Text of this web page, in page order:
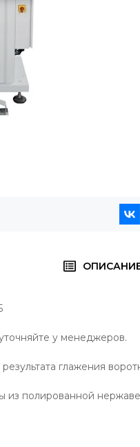
у менеджеров.
глажения
из полированной